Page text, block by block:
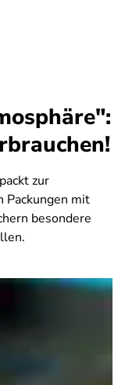
zur
Packungen mit
besondere